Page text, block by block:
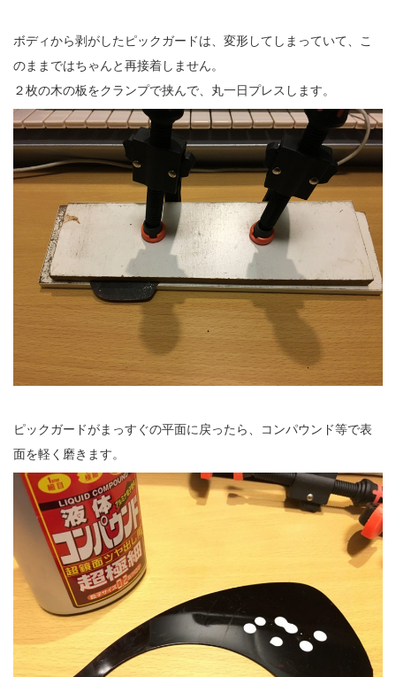
ボディから剥がしたピックガードは、変形してしまっていて、こ
のままではちゃんと再接着しません。
２枚の木の板をクランプで挟んで、丸一日プレスします。
ピックガードがまっすぐの平面に戻ったら、コンパウンド等で表
面を軽く磨きます。